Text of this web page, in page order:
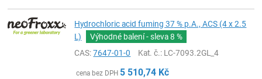
Hydrochloric acid fuming 37 % p.A., ACS (4 x 2.5
L)
Výhodné balení - sleva8 %
CAS:7647-01-0 Kat. č.: LC-7093.2GL_4
cena bez DPH 5 510,74 Kč